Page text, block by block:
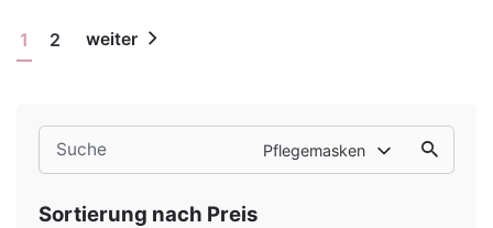
Search
for
Pflegemasken
Sortierung nach Preis
1 2 weiter